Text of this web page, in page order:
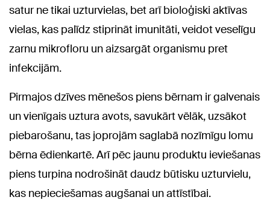
satur ne tikai uzturvielas, bet arī bioloģiski aktīvas
vielas, kas palīdz stiprināt imunitāti, veidot veselīgu
zarnu mikrofloru un aizsargāt organismu pret
infekcijām.
Pirmajos dzīves mēnešos piens bērnam ir galvenais
un vienīgais uztura avots, savukārt vēlāk, uzsākot
piebarošanu, tas joprojām saglabā nozīmīgu lomu
bērna ēdienkartē. Arī pēc jaunu produktu ieviešanas
piens turpina nodrošināt daudz būtisku uzturvielu,
kas nepieciešamas augšanai un attīstībai.